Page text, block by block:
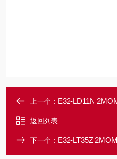
上一个： E32-LD11N
返回列表
下一个： E32-LT35Z